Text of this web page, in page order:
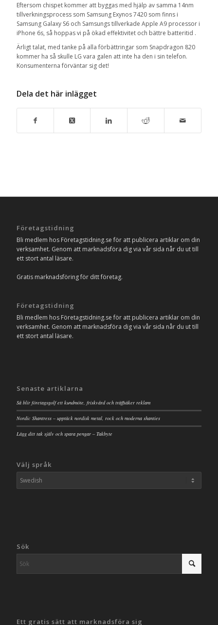
Eftersom chispet kommer att byggas med hjälp av samma 14nm
tillverkningsprocess som Samsung Exynos 7420 som finns i
Samsung Galaxy S6 och Samsungs tillverkade Apple A9 processor i
iPhone 6s, så hoppas vi på ökad effektivitet och bättre batteritid .
Ärligt talat, med tanke på alla förbättringar som Snapdragon 820
kommer ha så skulle LG vara galen att inte ha den i sin telefon.
Konsumenterna förväntar sig det!
Dela det här inlägget
Företagstidning
Bli medlem hos Företagstidning.se för att publicera artiklar om din
verksamhet. Genom att marknadsföra dig via vår sida når du ut till
ett stort antal läsare.
Gratis marknadsföring för ditt företag.
Företagstidning
Bli medlem hos Företagstidning.se för att publicera artiklar om din
verksamhet. Genom att marknadsföra dig via vår sida når du ut till
ett stort antal läsare.
Senaste artiklarna
Så blir företagsgolf ett kundmöte, friskvård och träffsäker reklam
Nordic Shantress – upptäck nordisk metal, rock och moderna shanties
Lägg ditt tak själv och spara pengar – Takbyte
Välj språk
Sök
Ett gratis sätt att marknadsföra sig